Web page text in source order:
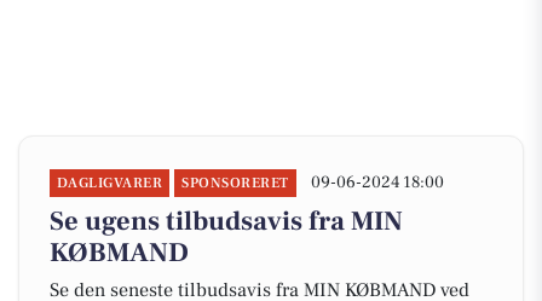
DAGLIGVARER SPONSORERET 09-06-2024 18:00
Se ugens tilbudsavis fra MIN
KØBMAND
Se den seneste tilbudsavis fra MIN KØBMAND ved